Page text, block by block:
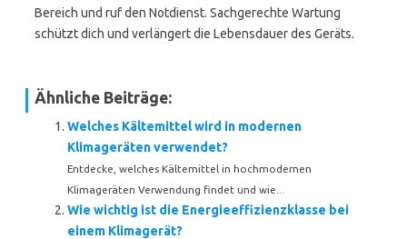
Bereich und ruf den Notdienst. Sachgerechte Wartung
schützt dich und verlängert die Lebensdauer des Geräts.
Ähnliche Beiträge:
Welches Kältemittel wird in modernen
Klimageräten verwendet?
Entdecke, welches Kältemittel in hochmodernen
Klimageräten Verwendung findet und wie...
Wie wichtig ist die Energieeffizienzklasse bei
einem Klimagerät?